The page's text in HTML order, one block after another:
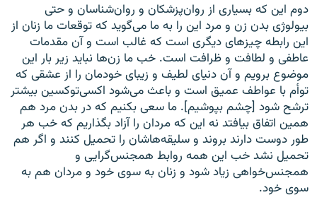
دوم این که بسیاری از روان‌پزشکان و روان‌شناسان و حتی
بیولوژی بدن زن و مرد این را به ما می‌گوید که توقعات ما زنان از
این رابطه چیزهای دیگری است که غالب است و آن مقدمات
عاطفی و لطافت و ظرافت است. خب ما زن‌ها نباید زیر بار این
موضوع برویم و آن دنیای لطیف و زیبای خودمان را از عشقی که
توأم با عواطف عمیق است و باعث می‌شود اکسی‌توکسین بیشتر
ترشح شود [چشم بپوشیم]. ما سعی بکنیم که در بدن مرد هم
همین اتفاق بیافتد نه این که مردان را آزاد بگذاریم که خب هر
طور دوست دارند بروند و سلیقه‌هاشان را تحمیل کنند و اگر هم
تحمیل نشد خب این همه روابط همجنس‌گرایی و
همجنس‌خواهی زیاد شود و زنان به سوی خود و مردان هم به
سوی خود.